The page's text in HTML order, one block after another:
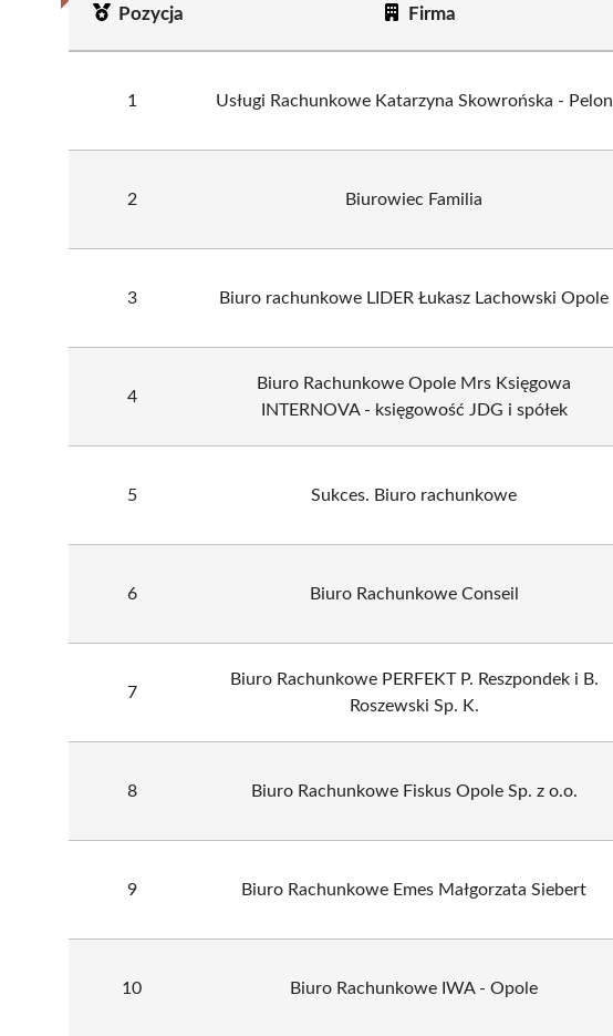
Pozycja Firma
1 Usługi Rachunkowe Katarzyna Skowrońska - Pelon
2 Biurowiec Familia
3 Biuro rachunkowe LIDER Łukasz Lachowski Opole
4
Biuro Rachunkowe Opole Mrs Księgowa
INTERNOVA - księgowość JDG i spółek
5 Sukces. Biuro rachunkowe
6 Biuro Rachunkowe Conseil
7
Biuro Rachunkowe PERFEKT P. Reszpondek i B.
Roszewski Sp. K.
8 Biuro Rachunkowe Fiskus Opole Sp. z o.o.
9 Biuro Rachunkowe Emes Małgorzata Siebert
10 Biuro Rachunkowe IWA - Opole